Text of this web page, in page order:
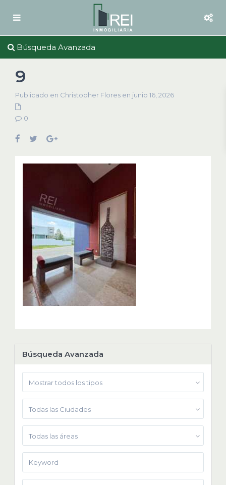
Búsqueda Avanzada
9
Publicado en Christopher Flores en junio 16, 2026
0
Búsqueda Avanzada
Mostrar todos los tipos
Todas las Ciudades
Todas las áreas